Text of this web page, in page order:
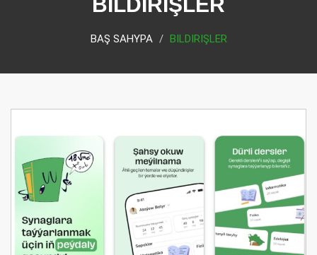
BAŞ SAHYPA BILDIRIŞLER